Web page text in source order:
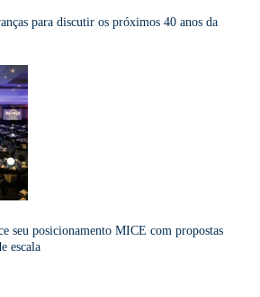
para discutir os próximos 40 anos da
seu posicionamento MICE com propostas
escala